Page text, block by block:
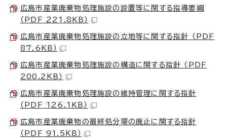
広島市産業廃棄物処理施設の設置等に関する指導要綱
（PDF 221.8KB）
広島市産業廃棄物処理施設の立地等に関する指針 （PDF
87.6KB）
広島市産業廃棄物処理施設の構造に関する指針 （PDF
200.2KB）
広島市産業廃棄物処理施設の維持管理に関する指針
（PDF 126.1KB）
広島市産業廃棄物の最終処分場の廃止に関する指針
（PDF 91.5KB）